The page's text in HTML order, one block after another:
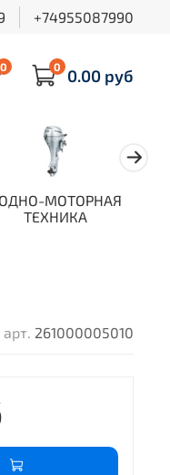
+74955087990
0 0 0.00 руб
МОТОРНАЯ
ТЕХНИКА
арт. 261000005010